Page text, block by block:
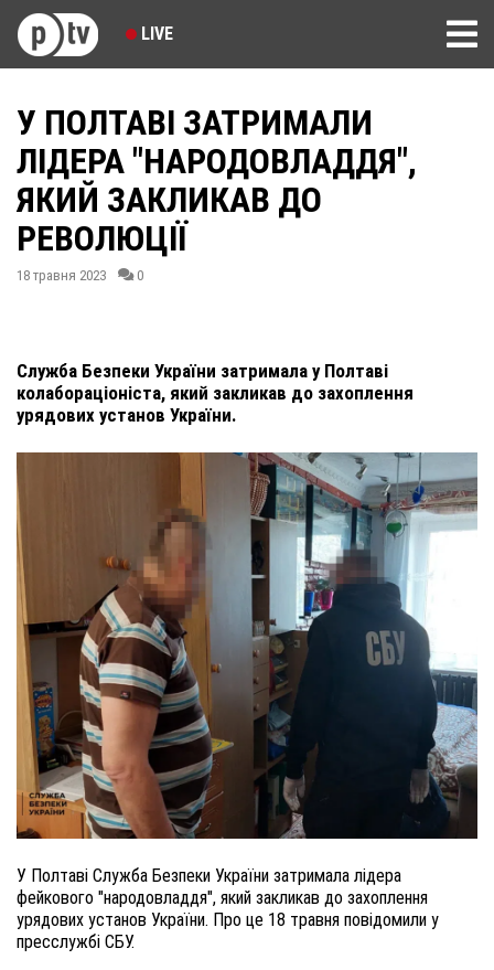
LIVE
У ПОЛТАВІ ЗАТРИМАЛИ
ЛІДЕРА "НАРОДОВЛАДДЯ",
ЯКИЙ ЗАКЛИКАВ ДО
РЕВОЛЮЦІЇ
18 травня 2023 0
Служба Безпеки України затримала у Полтаві
колабораціоніста, який закликав до захоплення
урядових установ України.
У Полтаві Служба Безпеки України затримала лідера
фейкового "народовладдя", який закликав до захоплення
урядових установ України. Про це 18 травня повідомили у
пресслужбі СБУ.